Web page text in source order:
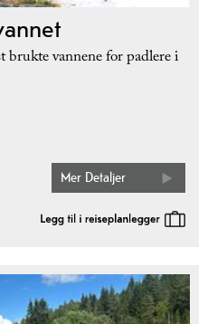
brukte vannene for padlere i
Mer Detaljer